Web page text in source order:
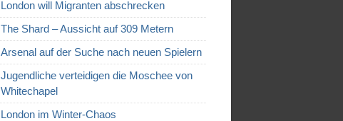
London will Migranten abschrecken
The Shard – Aussicht auf 309 Metern
Arsenal auf der Suche nach neuen Spielern
Jugendliche verteidigen die Moschee von
Whitechapel
London im Winter-Chaos